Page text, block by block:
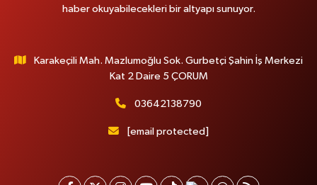
haber okuyabilecekleri bir altyapı sunuyor.
Karakeçili Mah. Mazlumoğlu Sok. Gurbetçi Şahin İş Merkezi
Kat 2 Daire 5 ÇORUM
03642138790
[email protected]